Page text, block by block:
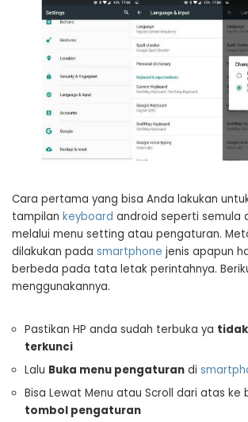
Cara pertama yang bisa Anda lakukan
tampilan keyboard android seperti semula
melalui menu setting atau pengaturan.
dilakukan pada smartphone jenis apapun
berbeda pada tata letak perintahnya.
menggunakannya.
Pastikan HP anda sudah terbuka ya
terkunci
Lalu Buka menu pengaturan di
Bisa Lewat Menu atau Scroll dari atas ke
tombol pengaturan